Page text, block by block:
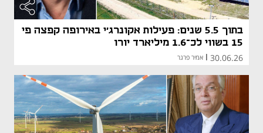
בתוך 5.5 שנים: פעילות אקונרג'י באירופה קפצה פי
15 בשווי לכ־1.6 מיליארד יורו
30.06.26
| אמיר פרגר